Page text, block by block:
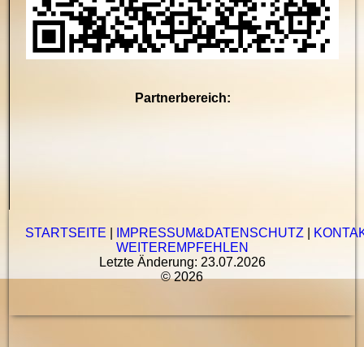
Partnerbereich:
STARTSEITE IMPRESSUM&DATENSCHUTZ
WEITEREMPFEHLEN
Letzte Änderung: 23.07.2026
© 2026